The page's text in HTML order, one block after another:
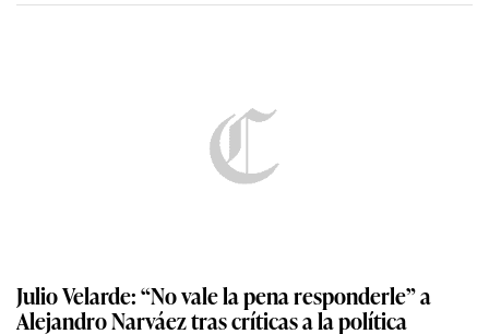
Julio Velarde: “No vale la pena responderle” a
Alejandro Narváez tras críticas a la política